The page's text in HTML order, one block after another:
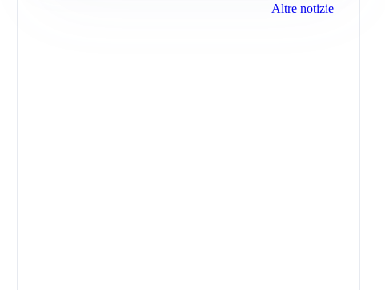
Altre notizie